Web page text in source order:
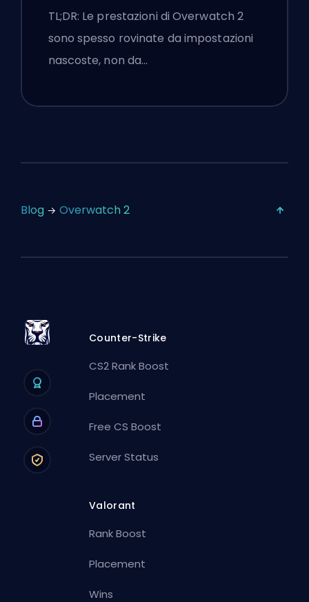
Impostazioni
TL;DR: Le prestazioni di Overwatch 2
sono spesso rovinate da impostazioni
nascoste, non da…
Blog Overwatch 2
Counter-Strike
CS2 Rank Boost
Placement
Free CS Boost
Server Status
Valorant
Rank Boost
Placement
Wins